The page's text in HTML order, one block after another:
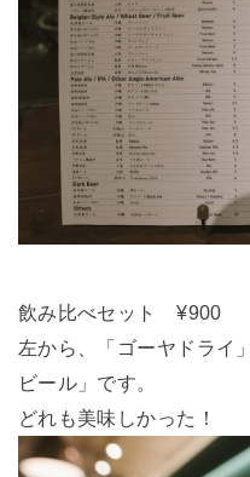
飲み比べセット ¥900
左から、「ゴーヤドライ
ビール」です。
どれも美味しかった！